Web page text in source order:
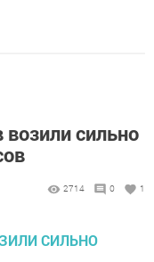
сильно
2714 0 1